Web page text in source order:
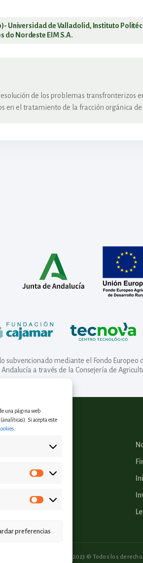
una página web
Si acepta este
preferencias
Universidad de Valladolid, Instituto
do Nordeste EIM S.A.
de los problemas transfronterizos
en el tratamiento de la fracción orgánica
subvencionado mediante el Fondo Europeo
Andalucía a través de la Consejería de
2023 © Todos los